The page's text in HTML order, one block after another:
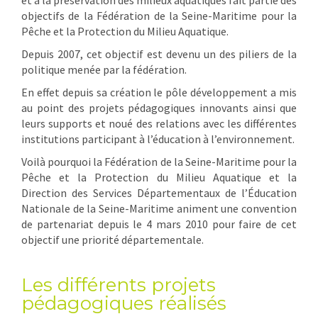
objectifs de la Fédération de la Seine-Maritime pour la
Pêche et la Protection du Milieu Aquatique.
Depuis 2007, cet objectif est devenu un des piliers de la
politique menée par la fédération.
En effet depuis sa création le pôle développement a mis
au point des projets pédagogiques innovants ainsi que
leurs supports et noué des relations avec les différentes
institutions participant à l’éducation à l’environnement.
Voilà pourquoi la Fédération de la Seine-Maritime pour la
Pêche et la Protection du Milieu Aquatique et la
Direction des Services Départementaux de l’Éducation
Nationale de la Seine-Maritime animent une convention
de partenariat depuis le 4 mars 2010 pour faire de cet
objectif une priorité départementale.
Les différents projets
pédagogiques réalisés